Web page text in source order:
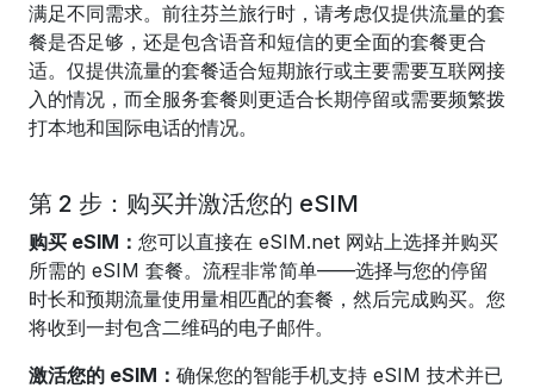
满足不同需求。前往芬兰旅行时，请考虑仅提供流量的套
餐是否足够，还是包含语音和短信的更全面的套餐更合
适。仅提供流量的套餐适合短期旅行或主要需要互联网接
入的情况，而全服务套餐则更适合长期停留或需要频繁拨
打本地和国际电话的情况。
第 2 步：购买并激活您的 eSIM
购买 eSIM： 您可以直接在 eSIM.net 网站上选择并购买
所需的 eSIM 套餐。流程非常简单——选择与您的停留
时长和预期流量使用量相匹配的套餐，然后完成购买。您
将收到一封包含二维码的电子邮件。
激活您的 eSIM： 确保您的智能手机支持 eSIM 技术并已